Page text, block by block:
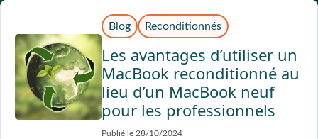
Blog Reconditionnés
Les avantages d’utiliser un
MacBook reconditionné au
lieu d’un MacBook neuf
pour les professionnels
Publié le 28/10/2024